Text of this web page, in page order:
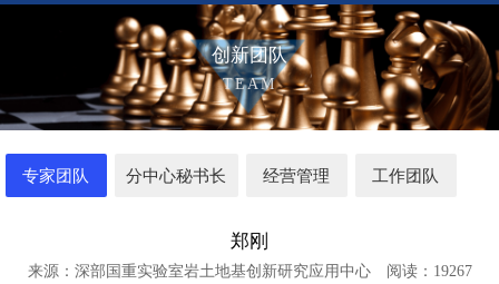
创新团队
TEAM
专家团队 分中心秘书长 经营管理 工作团队
郑刚
来源：深部国重实验室岩土地基创新研究应用中心 阅读： 19267